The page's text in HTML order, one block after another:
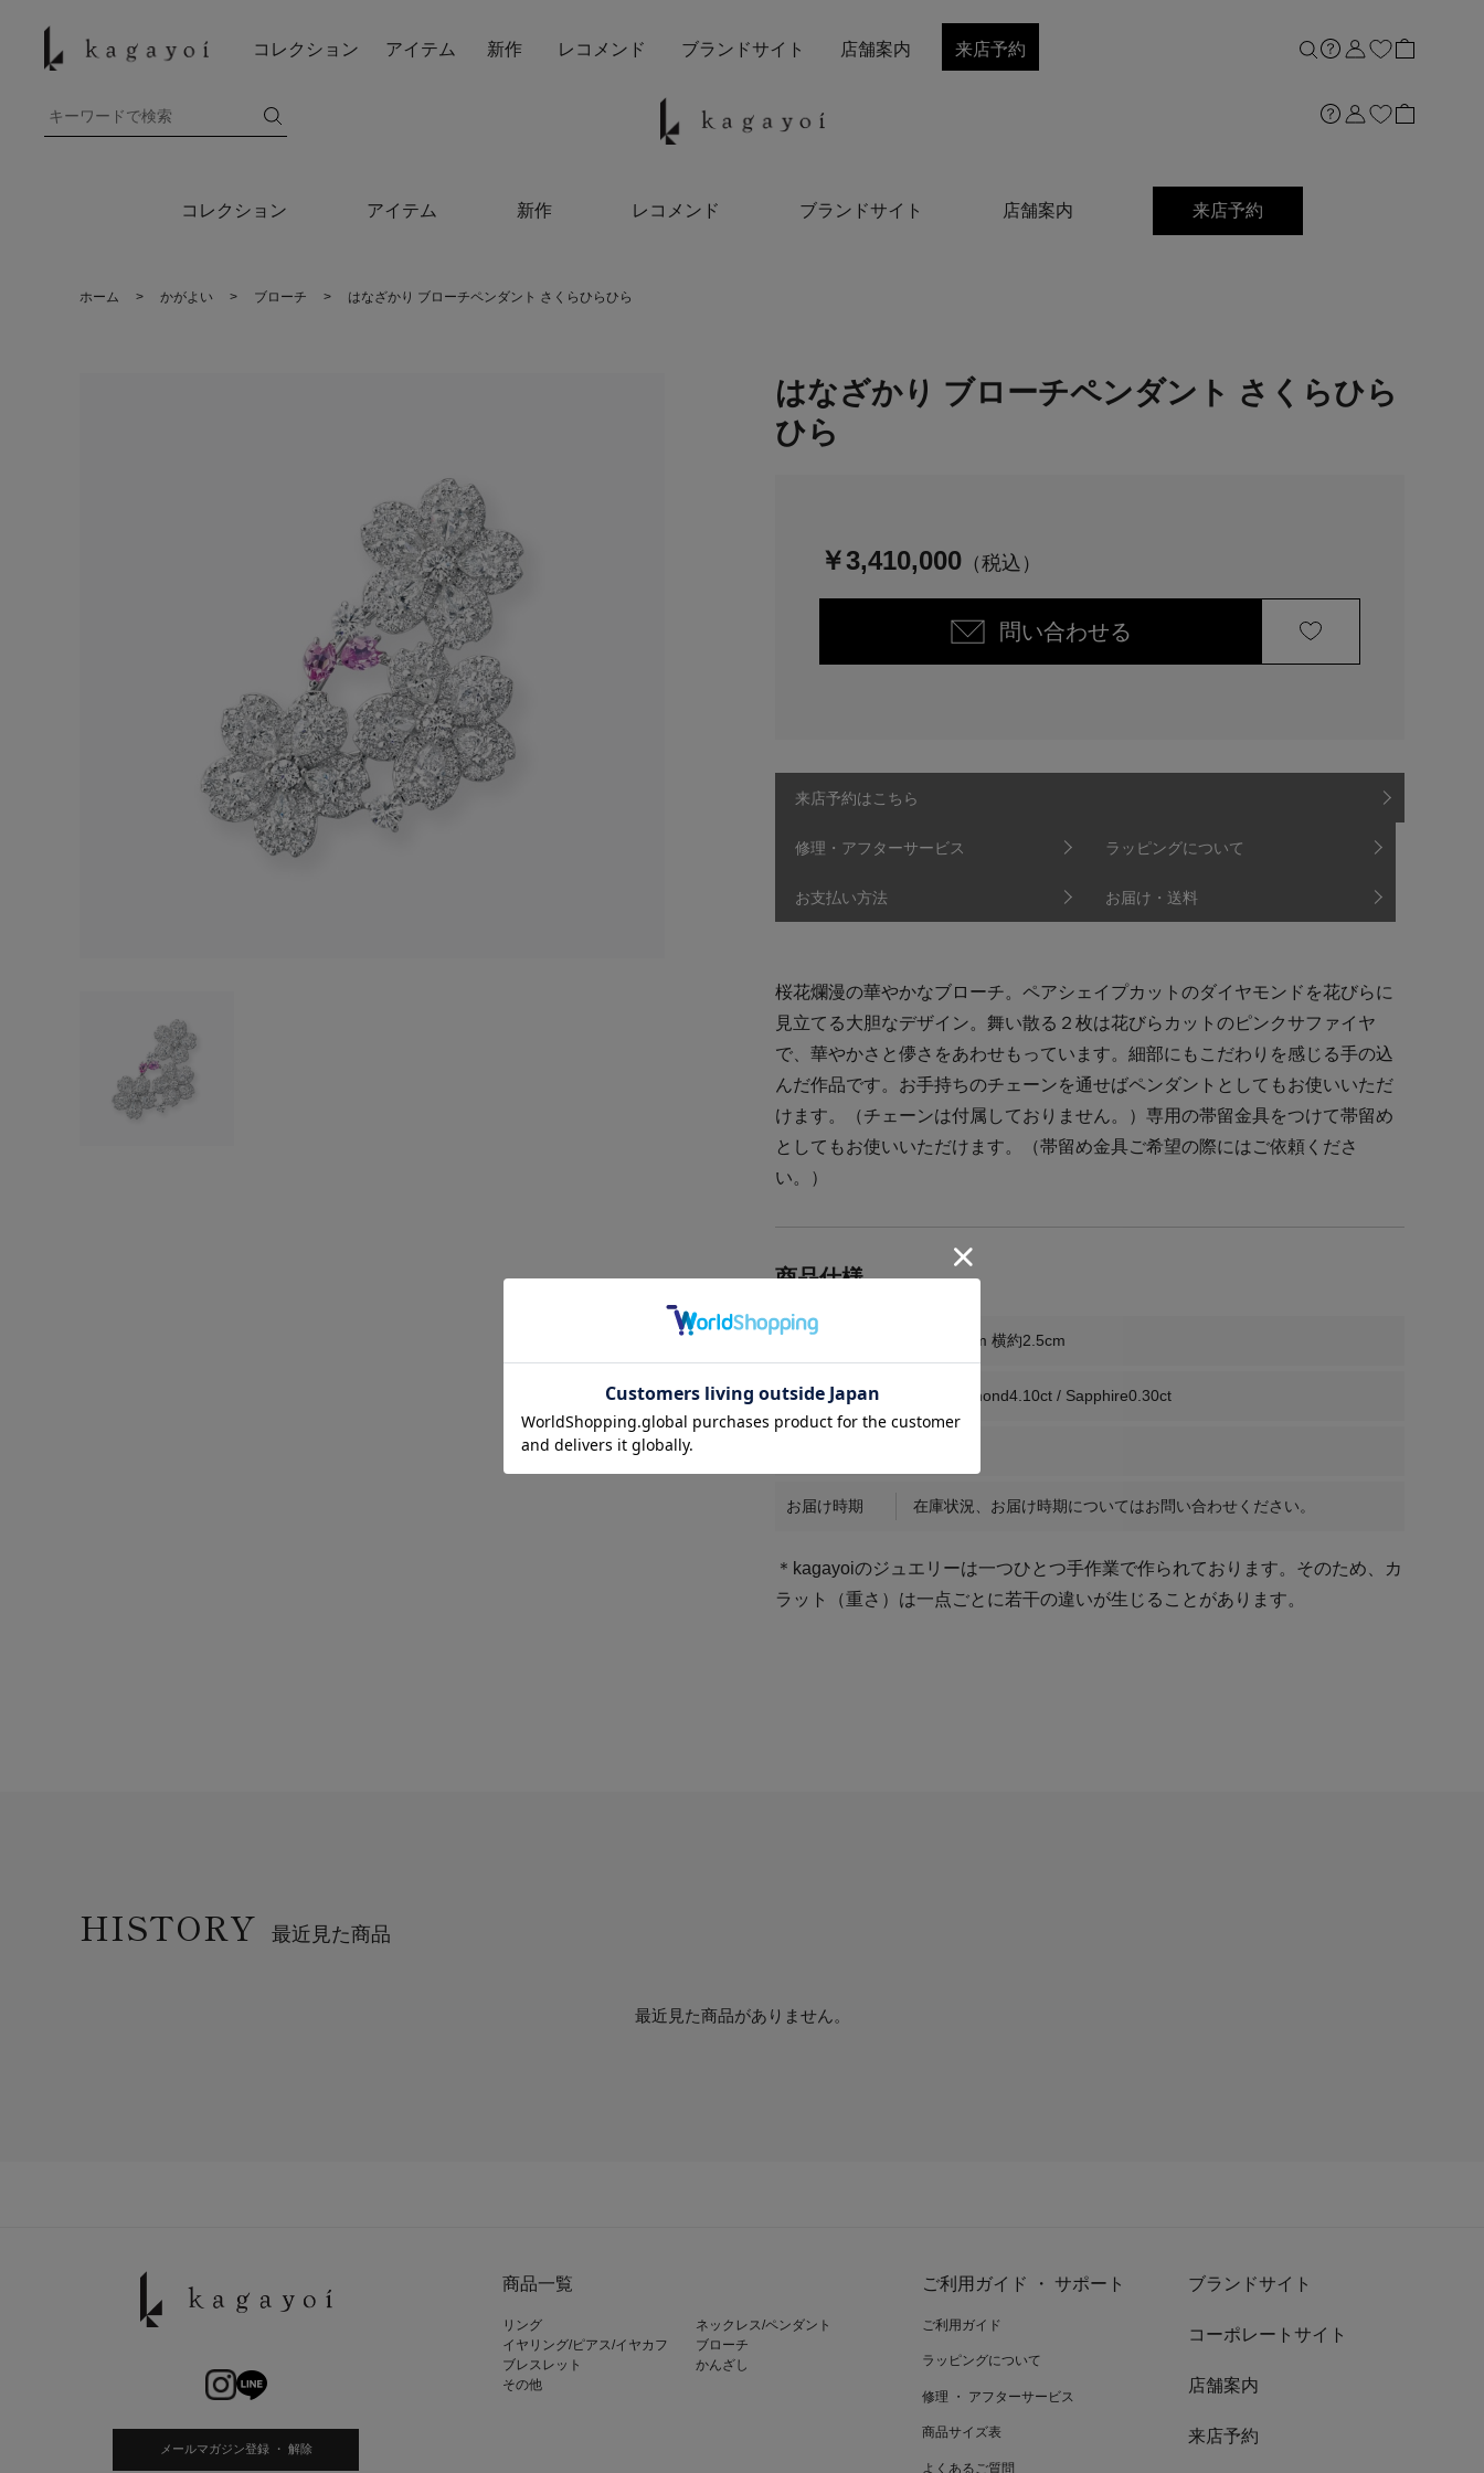
コレクション アイテム 新作 レコメンド ブランドサイト 店舗案内 来店予約
コレクション アイテム 新作 レコメンド ブランドサイト 店舗案内 来店予約
ホーム > かがよい > ブローチ > はなざかり ブローチペンダント さくらひらひら
はなざかり ブローチペンダント さくらひら
ひら
￥3,410,000
問い合わせる
来店予約はこちら
修理・アフターサービス ラッピングについて
お支払い方法 お届け・送料
桜花爛漫の華やかなブローチ。ペアシェイプカットのダイヤモンドを花びらに
見立てる大胆なデザイン。舞い散る２枚は花びらカットのピンクサファイヤ
で、華やかさと儚さをあわせもっています。細部にもこだわりを感じる手の込
んだ作品です。お手持ちのチェーンを通せばペンダントとしてもお使いいただ
けます。（チェーンは付属しておりません。）専用の帯留金具をつけて帯留め
としてもお使いいただけます。（帯留め金具ご希望の際にはご依頼くださ
い。）
サイズ 縦約3.8cm 横約2.5cm
素材 PT / Diamond4.10ct / Sapphire0.30ct
お届け時期 在庫状況、お届け時期についてはお問い合わせください。
＊kagayoiのジュエリーは一つひとつ手作業で作られております。そのため、カ
ラット（重さ）は一点ごとに若干の違いが生じることがあります。
HISTORY
最近見た商品がありません。
メールマガジン登録 ・ 解除
商品一覧
リング
ネックレス/ペンダント
イヤリング/ピアス/イヤカフ
ブローチ
ブレスレット
かんざし
その他
ご利用ガイド ・ サポート
ご利用ガイド
ラッピングについて
修理 ・ アフターサービス
商品サイズ表
よくあるご質問
ブランドサイト
コーポレートサイト
店舗案内
来店予約